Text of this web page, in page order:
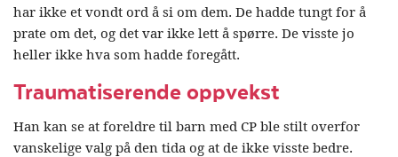
har ikke et vondt ord å si om dem. De hadde tungt for å
prate om det, og det var ikke lett å spørre. De visste jo
heller ikke hva som hadde foregått.
Traumatiserende oppvekst
Han kan se at foreldre til barn med CP ble stilt overfor
vanskelige valg på den tida og at de ikke visste bedre.